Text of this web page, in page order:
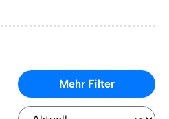
Mehr Filter